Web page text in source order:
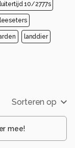
10/2777s
landdier
Sorteren op
mee!